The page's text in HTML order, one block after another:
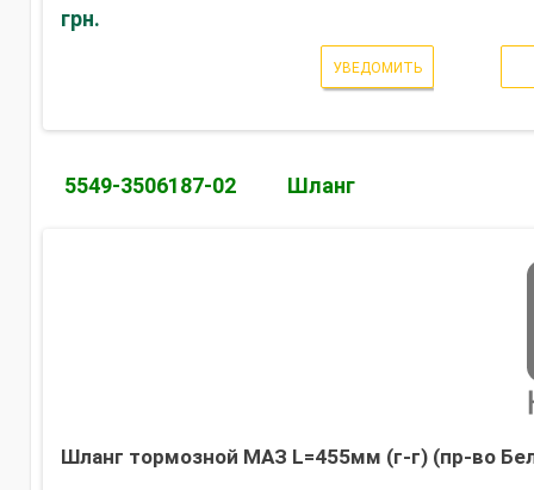
грн.
УВЕДОМИТЬ
5549-3506187-02 Шланг
Шланг тормозной МАЗ L=455мм (г-г) (пр-во